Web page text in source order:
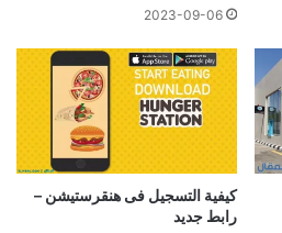
2023-09-06
كيفية التسجيل فى هنقرستيشن –
رابط جديد